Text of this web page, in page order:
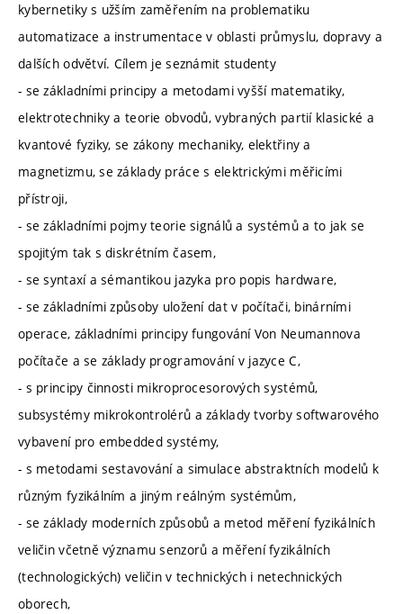
kybernetiky s užším zaměřením na problematiku
automatizace a instrumentace v oblasti průmyslu, dopravy a
dalších odvětví. Cílem je seznámit studenty
- se základními principy a metodami vyšší matematiky,
elektrotechniky a teorie obvodů, vybraných partií klasické a
kvantové fyziky, se zákony mechaniky, elektřiny a
magnetizmu, se základy práce s elektrickými měřicími
přístroji,
- se základními pojmy teorie signálů a systémů a to jak se
spojitým tak s diskrétním časem,
- se syntaxí a sémantikou jazyka pro popis hardware,
- se základními způsoby uložení dat v počítači, binárními
operace, základními principy fungování Von Neumannova
počítače a se základy programování v jazyce C,
- s principy činnosti mikroprocesorových systémů,
subsystémy mikrokontrolérů a základy tvorby softwarového
vybavení pro embedded systémy,
- s metodami sestavování a simulace abstraktních modelů k
různým fyzikálním a jiným reálným systémům,
- se základy moderních způsobů a metod měření fyzikálních
veličin včetně významu senzorů a měření fyzikálních
(technologických) veličin v technických i netechnických
oborech,